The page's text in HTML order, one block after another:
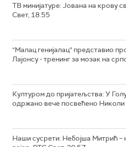
ТВ минијатуре: Јована на крову
Свет, 18.55
"Малац генијалац“ представио
Лајонсу - тренинг за мозак на
Културом до пријатељства: У
одржано вече посвећено Николи
Наши сусрети: Небојша Митрић –